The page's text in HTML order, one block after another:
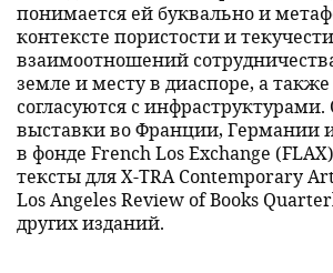
понимается ей буквально и
контексте пористости и текучести
взаимоотношений
земле и месту в диаспоре, а также
согласуются с
выставки во Франции, Германии
в фонде French Los Exchange
тексты для X-TRA Contemporary
Los Angeles Review of Books
других изданий.